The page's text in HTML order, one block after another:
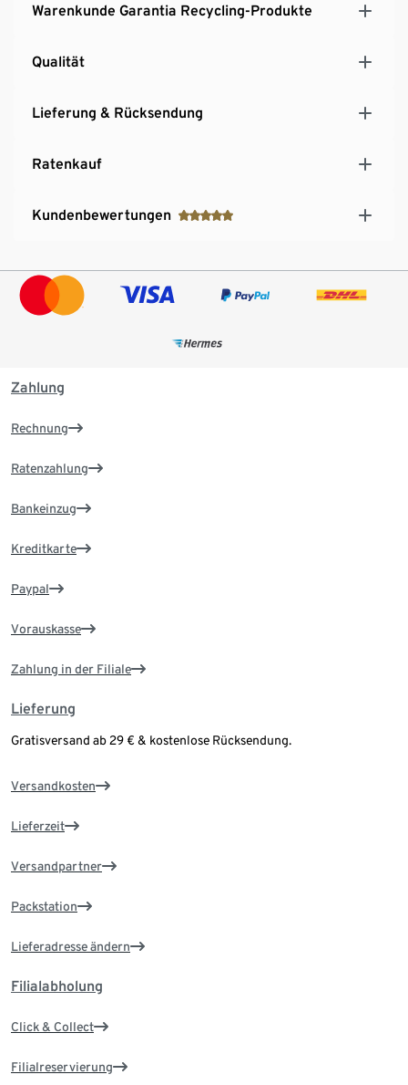
Warenkunde Garantia Recycling-Produkte
Qualität
Lieferung & Rücksendung
Ratenkauf
Kundenbewertungen
Zahlung
Rechnung
Ratenzahlung
Bankeinzug
Kreditkarte
Paypal
Vorauskasse
Zahlung in der Filiale
Lieferung
Gratisversand ab 29 € & kostenlose Rücksendung.
Versandkosten
Lieferzeit
Versandpartner
Packstation
Lieferadresse ändern
Filialabholung
Click & Collect
Filialreservierung